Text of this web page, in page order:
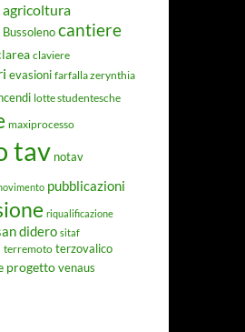
agricoltura
Bussolenocantiere
claviere
evasioni farfalla zerynthia
lotte studentesche
maxiprocesso
tav notav
pubblicazioni
riqualificazione
didero sitaf
terremoto terzovalico
progettovenaus